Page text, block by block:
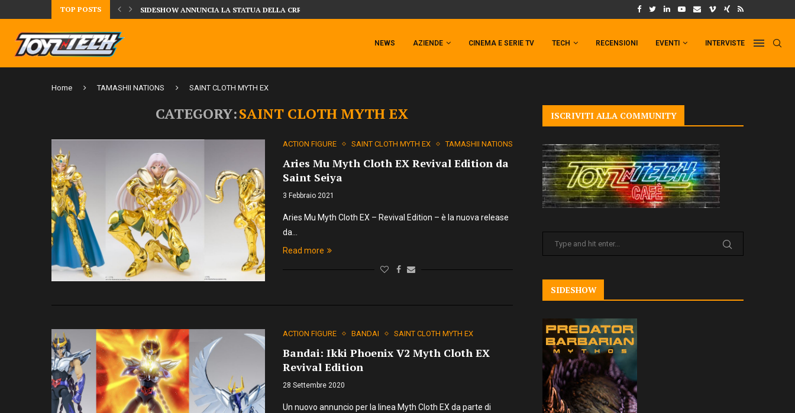
TOP POSTS
DAL MONDO DEGLI X-MEN ARRIVA TEMPESTA TARGATA SIDESHOW!
IL TRAILER DI FIST OF THE NORTH STAR!
NEWS AZIENDE CINEMA E SERIE TV TECH RECENSIONI EVENTI INTERVISTE
Home TAMASHII NATIONS SAINT CLOTH MYTH EX
CATEGORY:SAINT CLOTH MYTH EX
ACTION FIGURE SAINT CLOTH MYTH EX TAMASHII NATIONS
Aries Mu Myth Cloth EX Revival Edition da
Saint Seiya
3 Febbraio 2021
Aries Mu Myth Cloth EX – Revival Edition – è la nuova release
da…
Read more
ACTION FIGURE BANDAI SAINT CLOTH MYTH EX
Bandai: Ikki Phoenix V2 Myth Cloth EX
Revival Edition
28 Settembre 2020
Un nuovo annuncio per la linea Myth Cloth EX da parte di
ISCRIVITI ALLA COMMUNITY
SIDESHOW